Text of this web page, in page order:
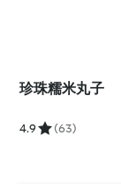
珍珠糯米丸子
4.9 (63)